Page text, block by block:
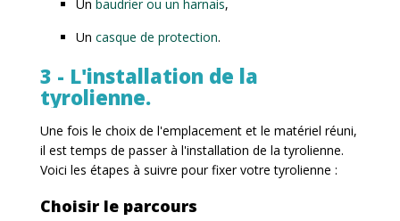
Un baudrier ou un harnais,
Un casque de protection.
3 - L'installation de la
tyrolienne.
Une fois le choix de l'emplacement et le matériel réuni,
il est temps de passer à l'installation de la tyrolienne.
Voici les étapes à suivre pour fixer votre tyrolienne :
Choisir le parcours